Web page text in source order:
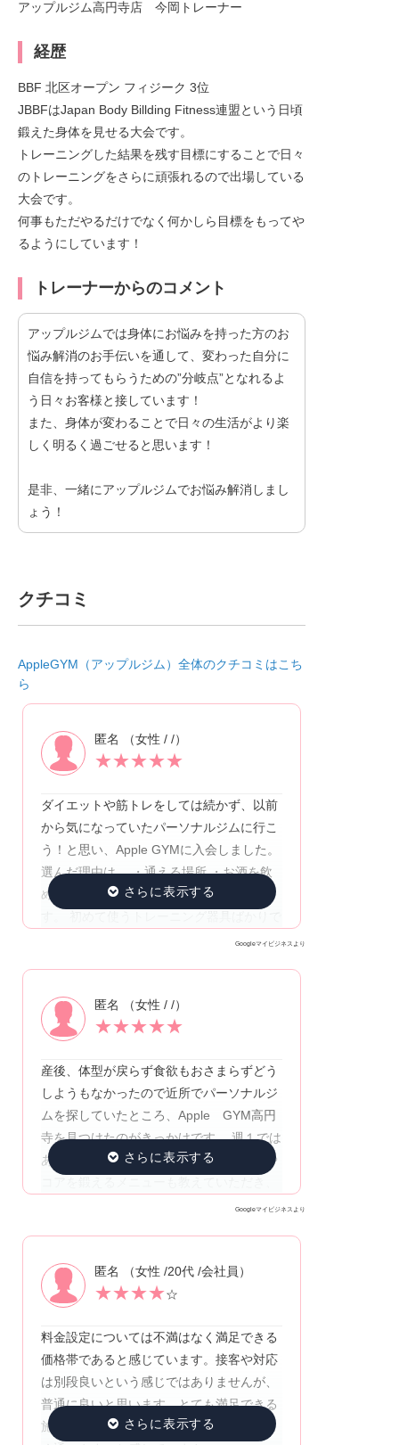
アップルジム高円寺店 今岡トレーナー
経歴
BBF 北区オープン フィジーク 3位
JBBFはJapan Body Billding Fitness連盟という日頃
鍛えた身体を見せる大会です。
トレーニングした結果を残す目標にすることで日々
のトレーニングをさらに頑張れるので出場している
大会です。
何事もただやるだけでなく何かしら目標をもってや
るようにしています！
トレーナーからのコメント
アップルジムでは身体にお悩みを持った方のお
悩み解消のお手伝いを通して、変わった自分に
自信を持ってもらうための”分岐点”となれるよ
う日々お客様と接しています！
また、身体が変わることで日々の生活がより楽
しく明るく過ごせると思います！
是非、一緒にアップルジムでお悩み解消しまし
ょう！
クチコミ
AppleGYM（アップルジム）全体のクチコミはこち
ら
匿名 （女性 / /）
★★★★★
ダイエットや筋トレをしては続かず、以前
から気になっていたパーソナルジムに行こ
う！と思い、Apple GYMに入会しました。
選んだ理由は、 ・通える場所 ・お酒を飲
めること ・トレーナーさんとの相性 で
したが、丁寧に教えてくれてわかりやすか
増え、とても勉強になりました。 最初は、
筋肉痛などで階段などきつかったですがw
ていることが実感できました。 3ヶ月あっ
という間で、楽しく続けることができまし
た♪ フィジカルを鍛え、メンタルを整えた
かった私にはパーソナルジムはとても合っ
ていました。 ありがとうございました！
Googleマイビジネスより
匿名 （女性 / /）
★★★★★
産後、体型が戻らず食欲もおさまらずどう
しようもなかったので近所でパーソナルジ
ムを探していたところ、Apple GYM高円
寺を見つけたのがきっかけです。 週１では
ありましたが、家でもできるストレッチや
正しいポーズでのやり方を体で覚え家でも
ドバイスを頂きタンパク質を取ることを考
えたメニュー作りは身につきました。 個人
く効果的だと実感し、感謝しています。
Googleマイビジネスより
匿名 （女性 /20代 /会社員）
★★★★☆
料金設定については不満はなく満足できる
価格帯であると感じています。接客や対応
は別段良いという感じではありませんが、
普通に良いと思います。とても満足できる
施設だと思います。料金設定もちょうどよ